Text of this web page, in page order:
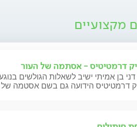
מקצועיים
דרמטיטיס - אסתמה של העור
בן אמיתי ישיב לשאלות הגולשים
דרמטיטיס הידועה גם בשם אסטמה של